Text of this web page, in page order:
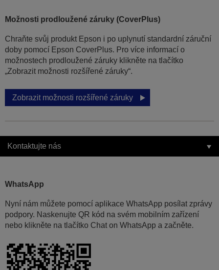
Možnosti prodloužené záruky (CoverPlus)
Chraňte svůj produkt Epson i po uplynutí standardní záruční
doby pomocí Epson CoverPlus. Pro více informací o
možnostech prodloužené záruky klikněte na tlačítko
„Zobrazit možnosti rozšířené záruky“.
Zobrazit možnosti rozšířené záruky
Kontaktujte nás
WhatsApp
Nyní nám můžete pomocí aplikace WhatsApp posílat zprávy
podpory. Naskenujte QR kód na svém mobilním zařízení
nebo klikněte na tlačítko Chat on WhatsApp a začněte.